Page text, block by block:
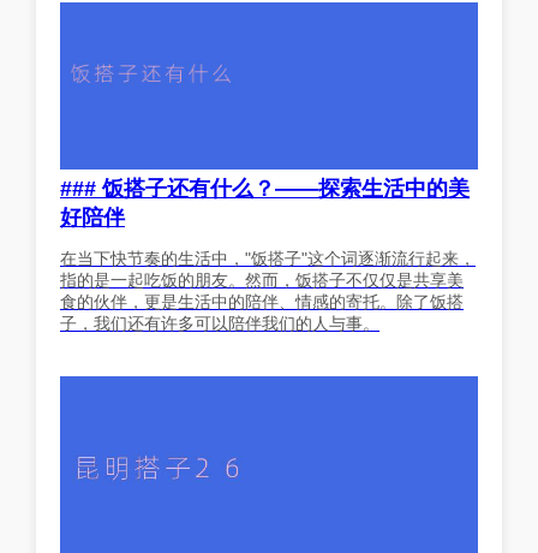
### 饭搭子还有什么？——探索生活中的美
好陪伴
在当下快节奏的生活中，"饭搭子"这个词逐渐流行起来，
指的是一起吃饭的朋友。然而，饭搭子不仅仅是共享美
食的伙伴，更是生活中的陪伴、情感的寄托。除了饭搭
子，我们还有许多可以陪伴我们的人与事。